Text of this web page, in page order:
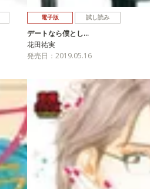
電子版 試し読み
デートなら僕とし…
花田祐実
発売日：2019.05.16